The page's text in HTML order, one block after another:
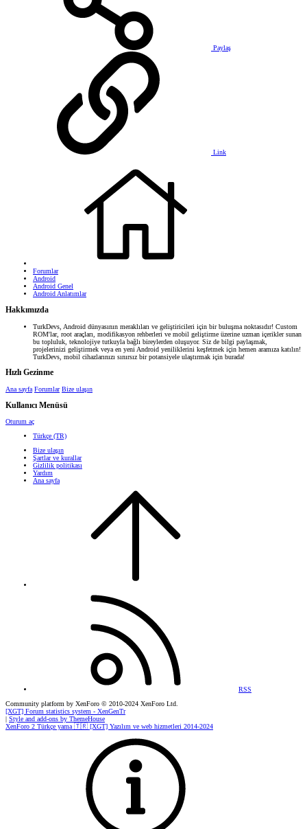
Paylaş
Link
Forumlar
Android
Android Genel
Android Anlatımlar
Hakkımızda
TurkDevs, Android dünyasının meraklıları ve geliştiricileri için bir buluşma noktasıdır! Custom
ROM'lar, root araçları, modifikasyon rehberleri ve mobil geliştirme üzerine uzman içerikler sunan
bu topluluk, teknolojiye tutkuyla bağlı bireylerden oluşuyor. Siz de bilgi paylaşmak,
projelerinizi geliştirmek veya en yeni Android yeniliklerini keşfetmek için hemen aramıza katılın!
TurkDevs, mobil cihazlarınızı sınırsız bir potansiyele ulaştırmak için burada!
Hızlı Gezinme
Ana sayfa Forumlar Bize ulaşın
Kullanıcı Menüsü
Oturum aç
Türkçe (TR)
Bize ulaşın
Şartlar ve kurallar
Gizlilik politikası
Yardım
Ana sayfa
RSS
Community platform by XenForo © 2010-2024 XenForo Ltd.
[XGT] Forum statistics system - XenGenTr
| Style and add-ons by ThemeHouse
XenForo 2 Türkçe yama 🇹🇷 [XGT] Yazılım ve web hizmetleri 2014-2024